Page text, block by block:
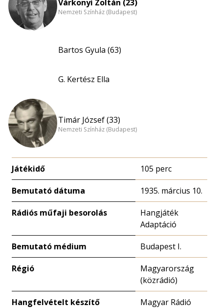
Várkonyi Zoltán (23)
Nemzeti Színház (Budapest)
Bartos Gyula (63)
G. Kertész Ella
Timár József (33)
Nemzeti Színház (Budapest)
Játékidő 105 perc
Bemutató dátuma 1935. március 10.
Rádiós műfaji besorolás
Hangjáték
Adaptáció
Bemutató médium Budapest I.
Régió
Magyarország
(közrádió)
Hangfelvételt készítő
Magyar Rádió